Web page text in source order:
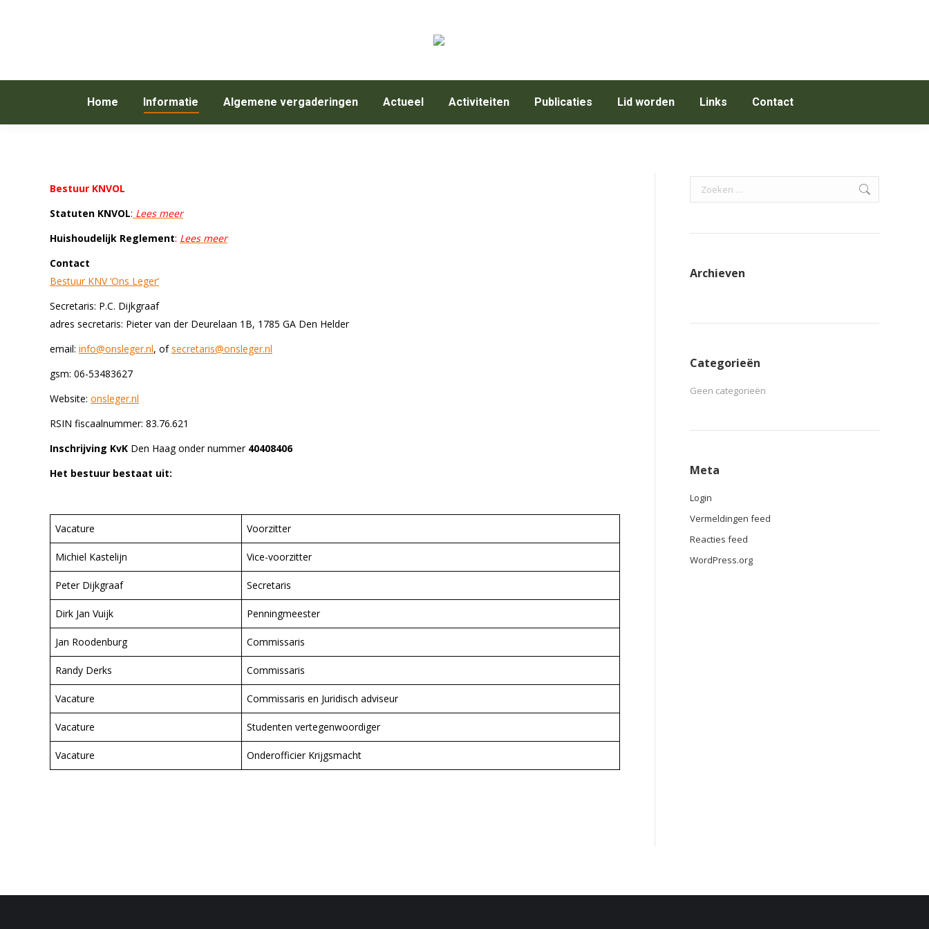
Home Informatie Algemene vergaderingen Actueel Activiteiten Publicaties Lid worden Links Contact
Bestuur KNVOL
Statuten KNVOL: Lees meer
Huishoudelijk Reglement: Lees meer
Contact
Bestuur KNV ‘Ons Leger’
Secretaris: P.C. Dijkgraaf
adres secretaris: Pieter van der Deurelaan 1B, 1785 GA Den Helder
email: info@onsleger.nl, ofsecretaris@onsleger.nl
gsm: 06-53483627
Website: onsleger.nl
RSIN fiscaalnummer: 83.76.621
Inschrijving KvK Den Haag onder nummer 40408406
Het bestuur bestaat uit:
Vacature Voorzitter
Michiel Kastelijn Vice-voorzitter
Peter Dijkgraaf Secretaris
Dirk Jan Vuijk Penningmeester
Jan Roodenburg Commissaris
Randy Derks Commissaris
Vacature Commissaris en Juridisch adviseur
Vacature Studenten vertegenwoordiger
Vacature Onderofficier Krijgsmacht
Search:
Archieven
Categorieën
Geen categorieën
Meta
Login
Vermeldingen feed
Reacties feed
WordPress.org